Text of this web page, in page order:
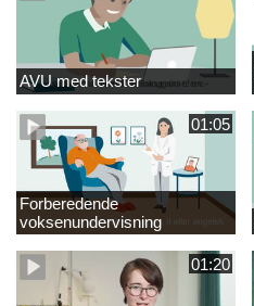
AVU med tekster
01:05
Forberedende
voksenundervisning
01:20